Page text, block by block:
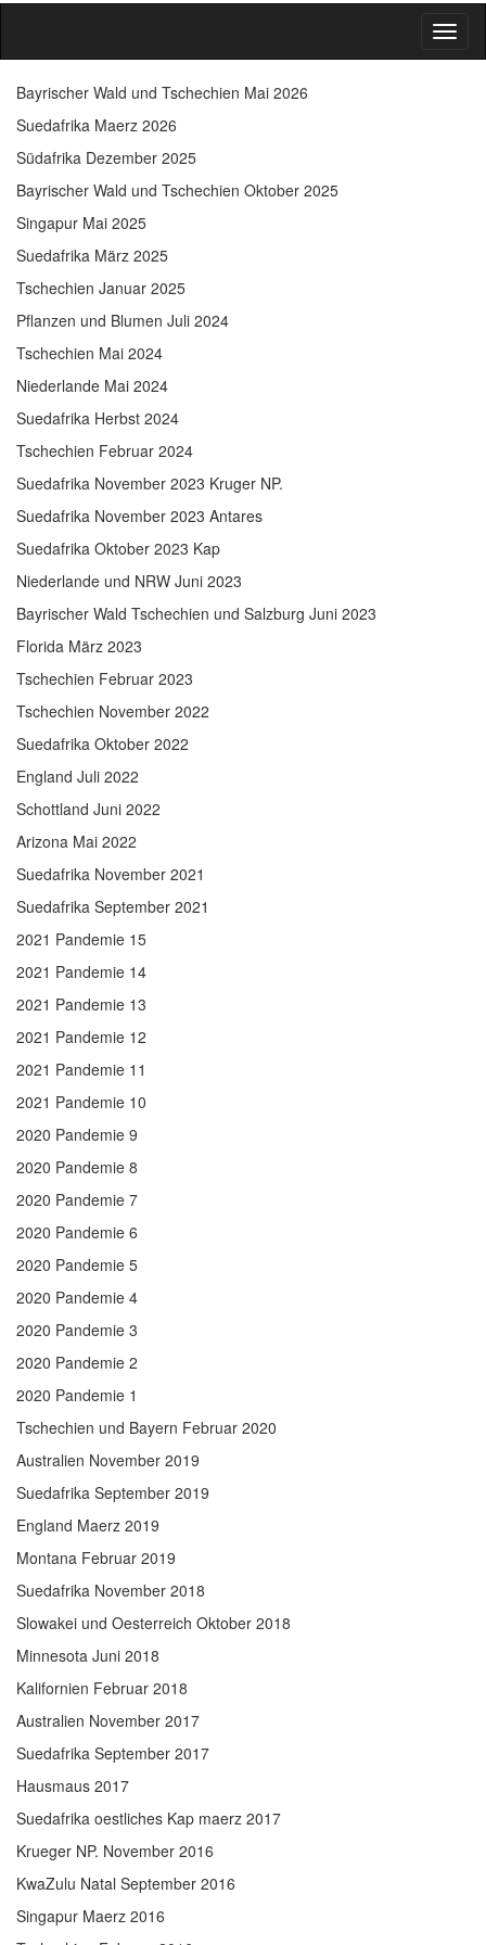
Bayrischer Wald und Tschechien Mai 2026
Suedafrika Maerz 2026
Südafrika Dezember 2025
Bayrischer Wald und Tschechien Oktober 2025
Singapur Mai 2025
Suedafrika März 2025
Tschechien Januar 2025
Pflanzen und Blumen Juli 2024
Tschechien Mai 2024
Niederlande Mai 2024
Suedafrika Herbst 2024
Tschechien Februar 2024
Suedafrika November 2023 Kruger NP.
Suedafrika November 2023 Antares
Suedafrika Oktober 2023 Kap
Niederlande und NRW Juni 2023
Bayrischer Wald Tschechien und Salzburg Juni 2023
Florida März 2023
Tschechien Februar 2023
Tschechien November 2022
Suedafrika Oktober 2022
England Juli 2022
Schottland Juni 2022
Arizona Mai 2022
Suedafrika November 2021
Suedafrika September 2021
2021 Pandemie 15
2021 Pandemie 14
2021 Pandemie 13
2021 Pandemie 12
2021 Pandemie 11
2021 Pandemie 10
2020 Pandemie 9
2020 Pandemie 8
2020 Pandemie 7
2020 Pandemie 6
2020 Pandemie 5
2020 Pandemie 4
2020 Pandemie 3
2020 Pandemie 2
2020 Pandemie 1
Tschechien und Bayern Februar 2020
Australien November 2019
Suedafrika September 2019
England Maerz 2019
Montana Februar 2019
Suedafrika November 2018
Slowakei und Oesterreich Oktober 2018
Minnesota Juni 2018
Kalifornien Februar 2018
Australien November 2017
Suedafrika September 2017
Hausmaus 2017
Suedafrika oestliches Kap maerz 2017
Krueger NP. November 2016
KwaZulu Natal September 2016
Singapur Maerz 2016